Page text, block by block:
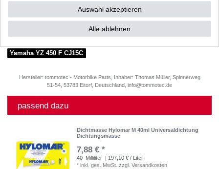
passend zu
Yamaha YZ 450 F CJ15C
Hersteller: tommotec - Motorbike Parts, Inhaber: Thomas Müller, Spinnerweg
51-54, 53783 Eitorf, Deutschland, info@tommotec.de
passend dazu
Dichtmasse Hylomar M 40ml Universaldichtung
Dichtungsmasse
7,88 € *
40 Milliliter
| 197,10 € / Liter
*inkl. ges. MwSt. zzgl.Versandkosten
Auswahl akzeptieren
Alle ablehnen